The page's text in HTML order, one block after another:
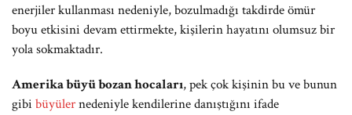
enerjiler kullanması nedeniyle, bozulmadığı takdirde ömür
boyu etkisini devam ettirmekte, kişilerin hayatını olumsuz bir
yola sokmaktadır.
Amerika büyü bozan hocaları, pek çok kişinin bu ve bunun
gibi büyülernedeniyle kendilerine danıştığını ifade